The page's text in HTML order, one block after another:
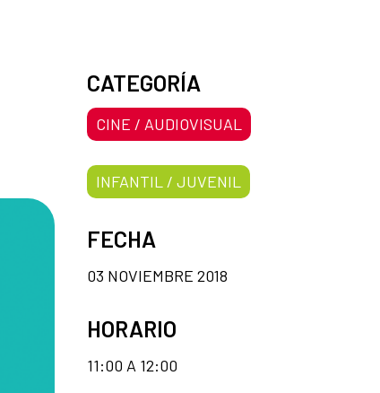
CATEGORÍA
CINE / AUDIOVISUAL
INFANTIL / JUVENIL
FECHA
03 NOVIEMBRE 2018
HORARIO
11:00 A 12:00